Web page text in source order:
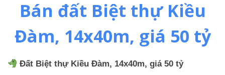
Bán đất Biệt thự Kiều
Đàm, 14x40m, giá 50 tỷ
Đất Biệt thự Kiều Đàm, 14x40m, giá 50 tỷ